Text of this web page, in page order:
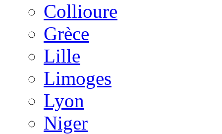
Collioure
Grèce
Lille
Limoges
Lyon
Niger